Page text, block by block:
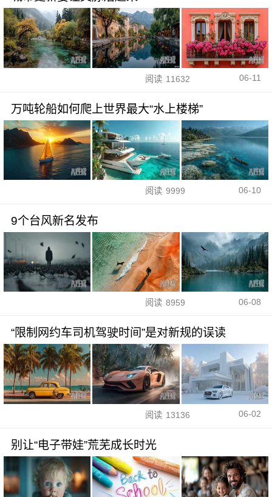
阅读 11632 06-11
万吨轮船如何爬上世界最大“水上楼梯”
阅读 9999 06-10
9个台风新名发布
阅读 8959 06-08
“限制网约车司机驾驶时间”是对新规的误读
阅读 13136 06-02
别让“电子带娃”荒芜成长时光